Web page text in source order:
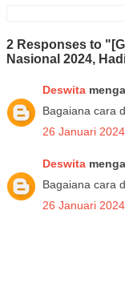
2 Responses to
Nasional 2024,
Deswita
Bagaiana cara
26 Januari
Deswita
Bagaiana cara
26 Januari